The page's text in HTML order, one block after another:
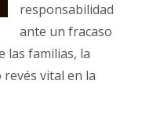
responsabilidad
ante un fracaso
las familias, la
vital en la